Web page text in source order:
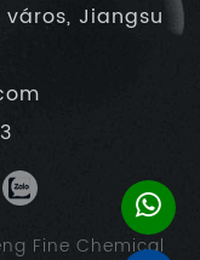
Jiangsu
Fine Chemical